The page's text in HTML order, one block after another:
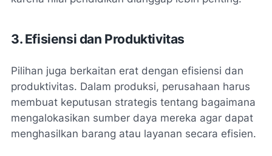
3. Efisiensi dan Produktivitas
Pilihan juga berkaitan erat dengan efisiensi dan
produktivitas. Dalam produksi, perusahaan harus
membuat keputusan strategis tentang bagaimana
mengalokasikan sumber daya mereka agar dapat
menghasilkan barang atau layanan secara efisien.